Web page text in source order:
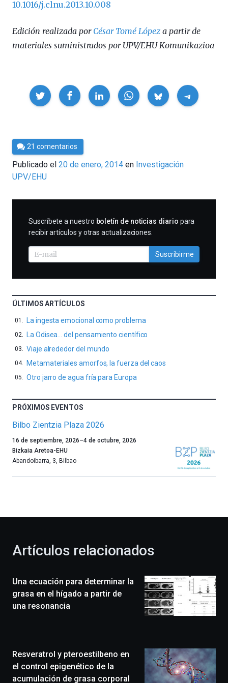
10.1016/j.clnu.2013.10.008
Edición realizada por César Tomé López a partir de
materiales suministrados por UPV/EHU Komunikazioa
Compartir
Por
César
Tomé
21 comentarios
Publicado el 20 de enero, 2014 en Investigación
UPV/EHU
SUSCRIBIRME
Suscríbete a nuestro boletín de noticias diario para
recibir artículos y otras actualizaciones.
Suscribirme
ÚLTIMOS ARTÍCULOS
La ingesta emocional como problema
La Odisea… del pensamiento científico
Viaje alrededor del mundo
Metamateriales amorfos, la fuerza del caos
Otro jarro de agua fría para Europa
PRÓXIMOS EVENTOS
Bilbo Zientzia Plaza 2026
Un
año
más,
celebración
novena
edición
de
un
festival
16 de septiembre, 2026–4 de octubre, 2026
Bizkaia Aretoa-EHU
Abandoibarra, 3, Bilbao
Artículos relacionados
Una ecuación para determinar la
grasa en el hígado a partir de
una resonancia
Resveratrol y pteroestilbeno en
el control epigenético de la
acumulación de grasa corporal